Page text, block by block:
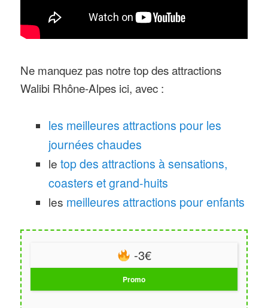
Ne manquez pas notre top des attractions
Walibi Rhône-Alpes ici, avec :
les meilleures attractions pour les
journées chaudes
le top des attractions à sensations,
coasters et grand-huits
les meilleures attractions pour enfants
-3€
Promo